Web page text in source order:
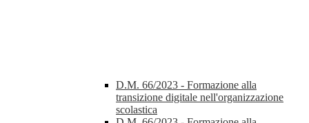
D.M. 66/2023 - Formazione alla
transizione digitale nell'organizzazione
scolastica